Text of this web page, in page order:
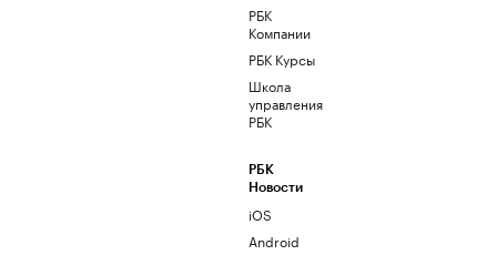
РБК
Компании
РБК Курсы
Школа
управления
РБК
РБК
Новости
iOS
Android